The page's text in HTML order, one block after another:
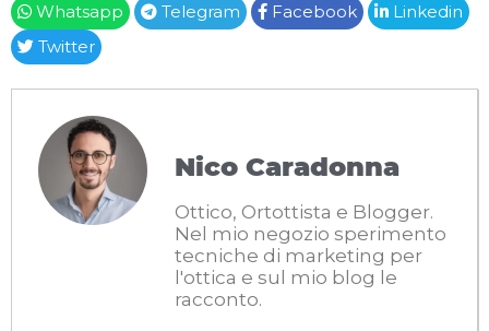
Whatsapp Telegram Facebook
Linkedin
Twitter
Nico Caradonna
Ottico, Ortottista e Blogger.
Nel mio negozio sperimento
tecniche di marketing per
l'ottica e sul mio blog le
racconto.